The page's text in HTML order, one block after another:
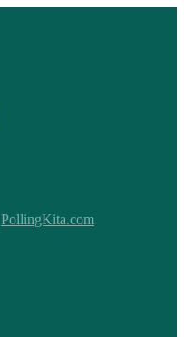
PollingKita.com